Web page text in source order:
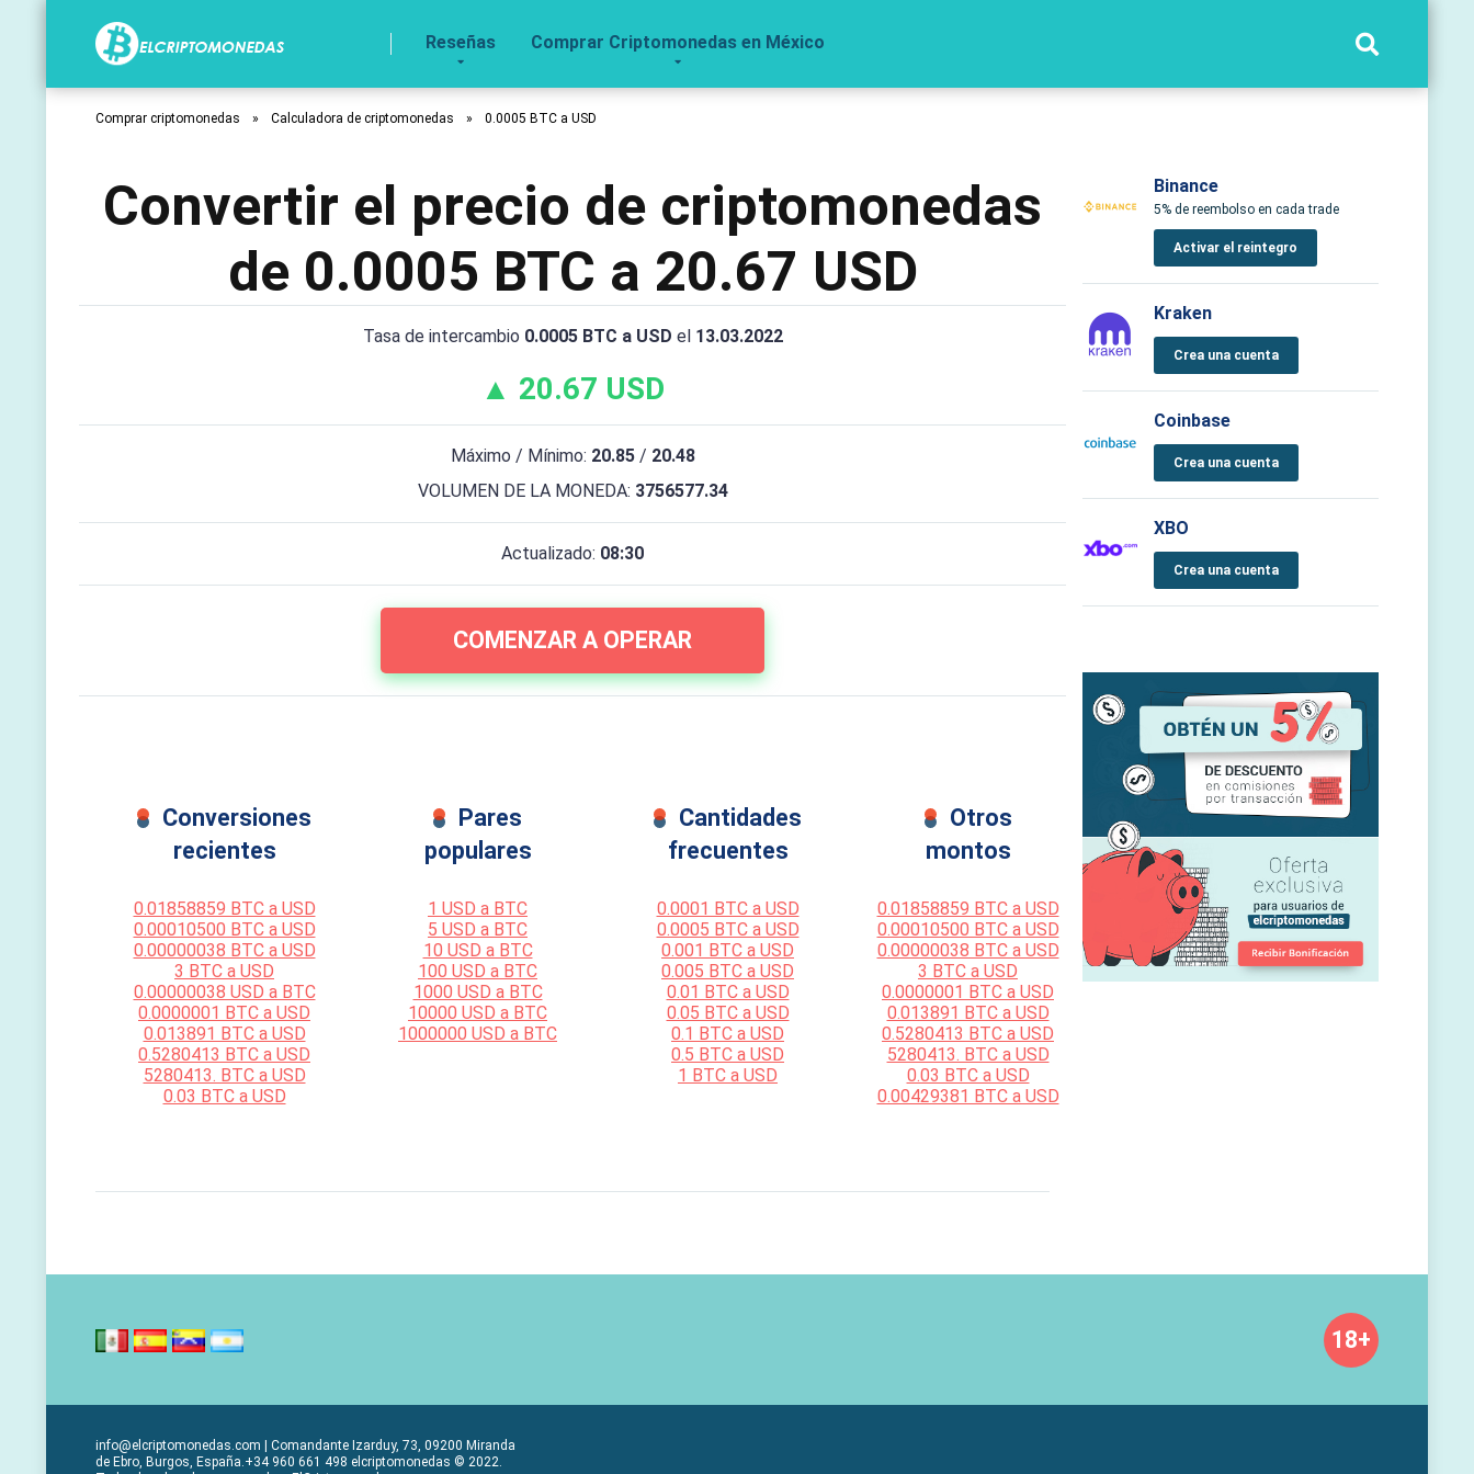
Reseñas Comprar Criptomonedas en México
Comprar criptomonedas » Calculadora de criptomonedas » 0.0005 BTC a USD
Convertir el precio de criptomonedas
de 0.0005 BTC a 20.67 USD
Tasa de intercambio 0.0005 BTC a USD el 13.03.2022
▲ 20.67 USD
Máximo / Mínimo: 20.85/ 20.48
VOLUMEN DE LA MONEDA: 3756577.34
Actualizado: 08:30
COMENZAR A OPERAR
Conversiones
recientes
0.01858859 BTC a USD
0.00010500 BTC a USD
0.00000038 BTC a USD
3 BTC a USD
0.00000038 USD a BTC
0.0000001 BTC a USD
0.013891 BTC a USD
0.5280413 BTC a USD
5280413. BTC a USD
0.03 BTC a USD
Pares
populares
1 USD a BTC
5 USD a BTC
10 USD a BTC
100 USD a BTC
1000 USD a BTC
10000 USD a BTC
1000000 USD a BTC
Cantidades
frecuentes
0.0001 BTC a USD
0.0005 BTC a USD
0.001 BTC a USD
0.005 BTC a USD
0.01 BTC a USD
0.05 BTC a USD
0.1 BTC a USD
0.5 BTC a USD
1 BTC a USD
Otros
montos
0.01858859 BTC a USD
0.00010500 BTC a USD
0.00000038 BTC a USD
3 BTC a USD
0.0000001 BTC a USD
0.013891 BTC a USD
0.5280413 BTC a USD
5280413. BTC a USD
0.03 BTC a USD
0.00429381 BTC a USD
Binance
5% de reembolso en cada trade
Activar el reintegro
Kraken
Crea una cuenta
Coinbase
Crea una cuenta
XBO
Crea una cuenta
18+
info@elcriptomonedas.com | Comandante Izarduy, 73, 09200 Miranda
de Ebro, Burgos, España.+34 960 661 498 elcriptomonedas © 2022.